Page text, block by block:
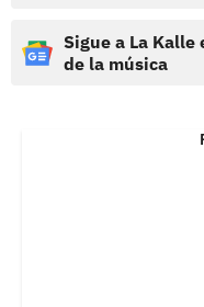
Sigue a La Kalle
de la música